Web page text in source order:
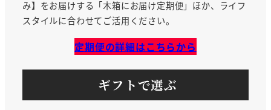
み】をお届けする「木箱にお届け定期便」ほか、ライフ
スタイルに合わせてご活用ください。
定期便の詳細はこちらから
ギフトで選ぶ